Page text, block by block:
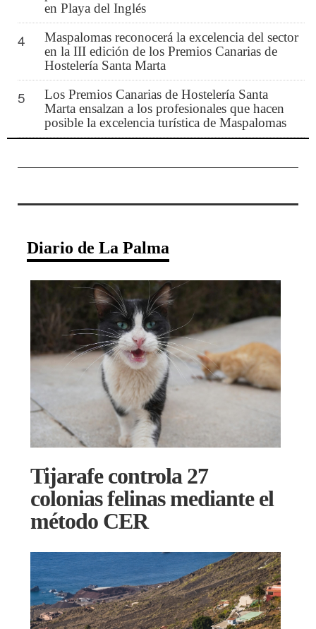
en Playa del Inglés
4
Maspalomas reconocerá la excelencia del sector
en la III edición de los Premios Canarias de
Hostelería Santa Marta
5
Los Premios Canarias de Hostelería Santa
Marta ensalzan a los profesionales que hacen
posible la excelencia turística de Maspalomas
Diario de La Palma
Tijarafe controla 27
colonias felinas mediante el
método CER